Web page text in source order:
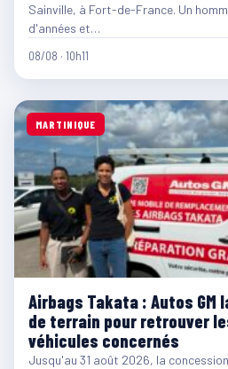
Sainville, à Fort-de-France. Un
d'années et…
08/08 · 10h11
MARTINIQUE
Airbags Takata : Autos GM
de terrain pour retrouver
véhicules concernés
Jusqu'au 31 août 2026, la